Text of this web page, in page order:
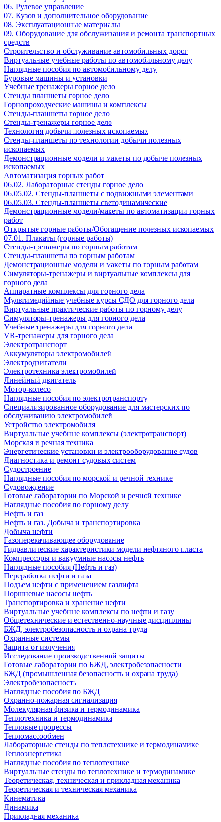
06. Рулевое управление
07. Кузов и дополнительное оборудование
08. Эксплуатационные материалы
09. Оборудование для обслуживания и ремонта транспортных
средств
Строительство и обслуживание автомобильных дорог
Виртуальные учебные работы по автомобильному делу
Наглядные пособия по автомобильному делу
Буровые машины и установки
Учебные тренажеры горное дело
Стенды планшеты горное дело
Горнопроходческие машины и комплексы
Стенды-планшеты горное дело
Стенды-тренажеры горное дело
Технология добычи полезных ископаемых
Стенды-планшеты по технологии добычи полезных
ископаемых
Демонстрационные модели и макеты по добыче полезных
ископаемых
Автоматизация горных работ
06.02. Лабораторные стенды горное дело
06.05.02. Стенды-планшеты с подвижными элементами
06.05.03. Стенды-планшеты светодинамические
Демонстрационные модели/макеты по автоматизации горных
работ
Открытые горные работы/Обогащение полезных ископаемых
07.01. Плакаты (горные работы)
Стенды-тренажеры по горным работам
Стенды-планшеты по горным работам
Демонстрационные модели и макеты по горным работам
Симуляторы-тренажеры и виртуальные комплексы для
горного дела
Аппаратные комплексы для горного дела
Мультимедийные учебные курсы СДО для горного дела
Виртуальные практические работы по горному делу
Симуляторы-тренажеры для горного дела
Учебные тренажеры для горного дела
VR-тренажеры для горного дела
Электротранспорт
Аккумуляторы электромобилей
Электродвигатели
Электротехника электромобилей
Линейный двигатель
Мотор-колесо
Наглядные пособия по электротранспорту
Специализированное оборудование для мастерских по
обслуживанию электромобилей
Устройство электромобиля
Виртуальные учебные комплексы (электротранспорт)
Морская и речная техника
Энергетические установки и электрооборудование судов
Диагностика и ремонт судовых систем
Судостроение
Наглядные пособия по морской и речной технике
Судовождение
Готовые лаборатории по Морской и речной технике
Наглядные пособия по горному делу
Нефть и газ
Нефть и газ. Добыча и транспортировка
Добыча нефти
Газоперекачивающее оборудование
Гидравлические характеристики модели нефтяного пласта
Компрессоры и вакуумные насосы нефть
Наглядные пособия (Нефть и газ)
Переработка нефти и газа
Подъем нефти с применением газлифта
Поршневые насосы нефть
Транспортировка и хранение нефти
Виртуальные учебные комплексы по нефти и газу
Общетехнические и естественно-научные дисциплины
БЖД, электробезопасность и охрана труда
Охранные системы
Защита от излучения
Исследование производственной защиты
Готовые лаборатории по БЖД, электробезопасности
БЖД (промышленная безопасность и охрана труда)
Электробезопасность
Наглядные пособия по БЖД
Охранно-пожарная сигнализация
Молекулярная физика и термодинамика
Теплотехника и термодинамика
Тепловые процессы
Тепломассообмен
Лабораторные стенды по теплотехнике и термодинамике
Теплоэнергетика
Наглядные пособия по теплотехнике
Виртуальные стенды по теплотехнике и термодинамике
Теоретическая, техническая и прикладная механика
Теоретическая и техническая механика
Кинематика
Динамика
Прикладная механика